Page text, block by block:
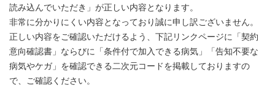
読み込んでいただき」が正しい内容となります。
非常に分かりにくい内容となっており誠に申し訳ございません。
正しい内容をご確認いただけるよう、下記リンクページに「契約
意向確認書」ならびに「条件付で加入できる病気」「告知不要な
病気やケガ」を確認できる二次元コードを掲載しておりますの
で、ご確認ください。